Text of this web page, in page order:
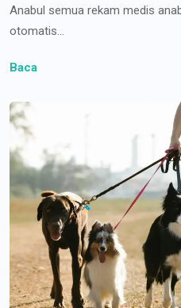
Anabul semua rekam medis
otomatis...
Baca